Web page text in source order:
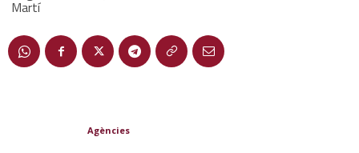
Martí
Agències